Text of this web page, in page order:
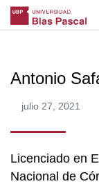
Antonio
julio 27, 2021
Licenciado en
Nacional de